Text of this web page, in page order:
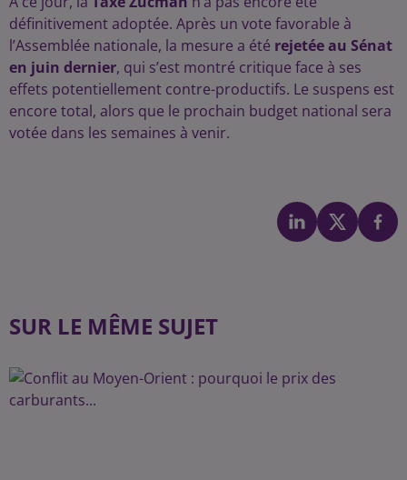
définitivement adoptée. Après un vote favorable à
l’Assemblée nationale, la mesure a été rejetée au Sénat
en juin dernier, qui s’est montré critique face à ses
effets potentiellement contre-productifs. Le suspens est
encore total, alors que le prochain budget national sera
votée dans les semaines à venir.
SUR LE MÊME SUJET